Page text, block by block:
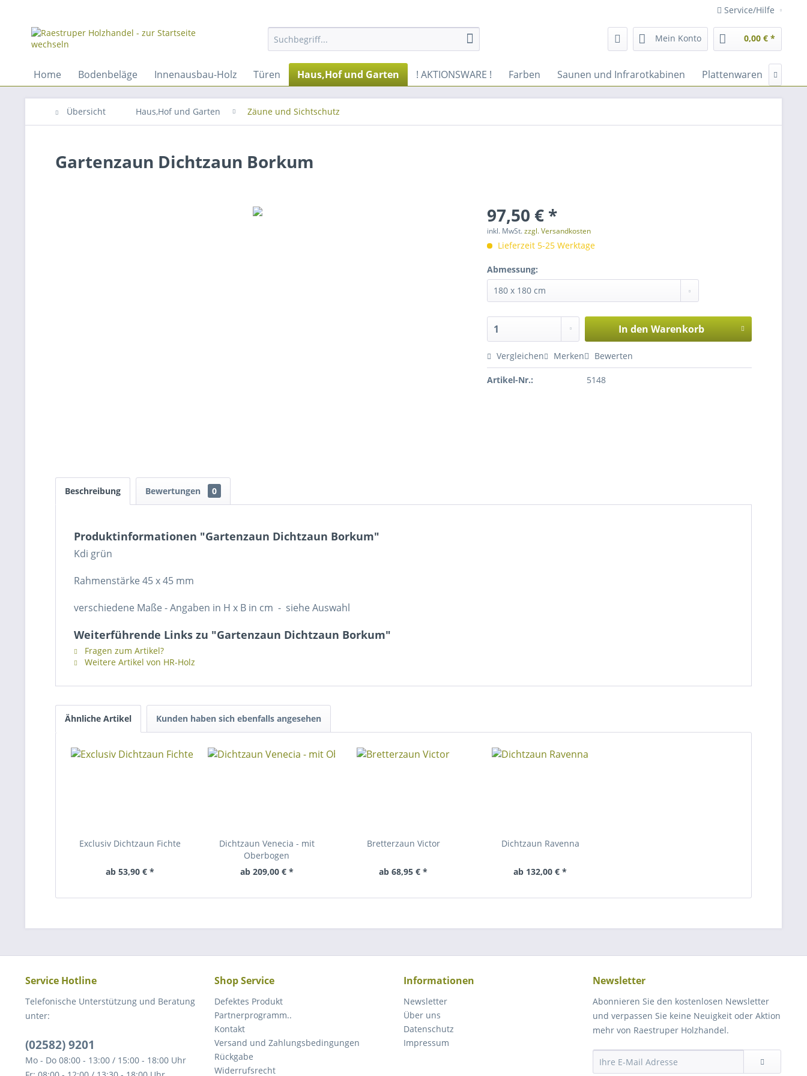
Service/Hilfe
Mein Konto 0,00 € *
Home Bodenbeläge Innenausbau-Holz Türen Haus,Hof und Garten ! AKTIONSWARE ! Farben Saunen und Infrarotkabinen Plattenwaren 
Übersicht Haus,Hof und Garten Zäune und Sichtschutz
Gartenzaun Dichtzaun Borkum
97,50 € *
inkl. MwSt.zzgl. Versandkosten
Lieferzeit 5-25 Werktage
Abmessung:
In den Warenkorb
Vergleichen Merken Bewerten
Artikel-Nr.: 5148
Beschreibung Bewertungen 0
Produktinformationen "Gartenzaun Dichtzaun Borkum"
Kdi grün
Rahmenstärke 45 x 45 mm
verschiedene Maße - Angaben in H x B in cm - siehe Auswahl
Weiterführende Links zu "Gartenzaun Dichtzaun Borkum"
Fragen zum Artikel?
Weitere Artikel von HR-Holz
Ähnliche Artikel Kunden haben sich ebenfalls angesehen
Exclusiv Dichtzaun Fichte
ab 53,90 € *
Dichtzaun Venecia - mit
Oberbogen
ab 209,00 € *
Bretterzaun Victor
ab 68,95 € *
Dichtzaun Ravenna
ab 132,00 € *
Service Hotline
Telefonische Unterstützung und Beratung
unter:
(02582) 9201
Mo - Do 08:00 - 13:00 / 15:00 - 18:00 Uhr
Shop Service
Defektes Produkt
Partnerprogramm..
Kontakt
Versand und Zahlungsbedingungen
Rückgabe
Widerrufsrecht
Informationen
Newsletter
Über uns
Datenschutz
Impressum
Newsletter
Abonnieren Sie den kostenlosen Newsletter
und verpassen Sie keine Neuigkeit oder Aktion
mehr von Raestruper Holzhandel.